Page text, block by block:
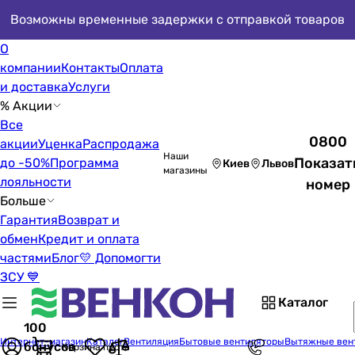
Возможны временные задержки с отправкой товаров
О
компанииКонтактыОплата
и доставкаУслуги
% Акции
Все
акцииУценкаРаспродажа
до -50%Программа
лояльности
Больше
ГарантияВозврат и
обменКредит и оплата
частямиБлог💛 Допомогти
ЗСУ 💙
Наши
магазины
Киев Львов
0800
номер
Каталог
100
бонусовКорзина пуста
Интернет-магазинКаталогВентиляцияБытовые вентиляторыВытяжные